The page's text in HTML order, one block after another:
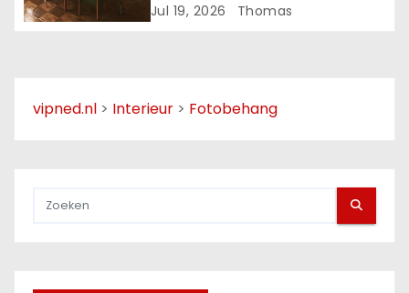
e
Jul 19, 2026 Thomas
vipned.nl > Interieur > Fotobehang